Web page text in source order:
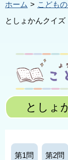
ホーム
こども
としょかんクイ
としょ
第1問 第2問